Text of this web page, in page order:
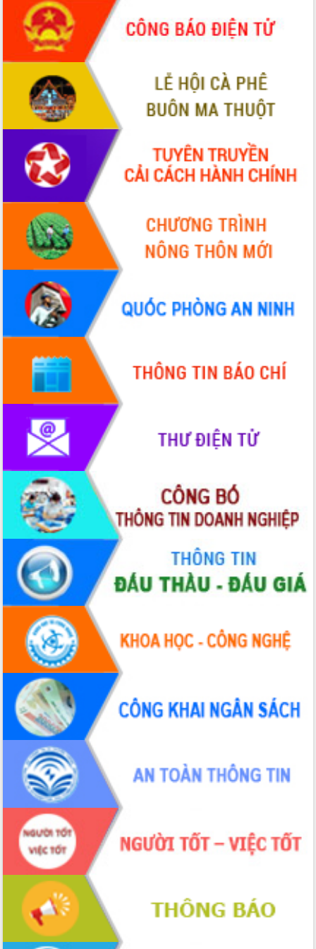
Hội thảo khoa học “Giải pháp thúc đẩy
phát triển nền kinh tế xanh tại tỉnh
Đắk Lắk”
Tăng cường giám sát, đôn đốc thực
hiện nhiệm vụ quản lý tài sản công
hàng tuần
Tháo gỡ những vướng mắc, đẩy mạnh
công tác cải cách thủ tục hành chính
tại Trung tâm Phục vụ hành chính
công tỉnh
Đắk Lắk: Tôn vinh 46 giải pháp tại Hội
thi Sáng tạo Kỹ thuật 2024 - 2025
Đắk Lắk rà soát, điều chỉnh Đề án 190
về phát triển nuôi trồng thủy sản
Phó Chủ tịch UBND tỉnh Đắk Lắk
Trương Công Thái kiểm tra thực địa
Dự án cao tốc Khánh Hòa - Buôn Ma
Thuột
Định vị cà phê Việt Nam như một “di
sản sống” trong dòng chảy toàn cầu
Xây dựng nông thôn mới: Nâng cao đời
sống người dân từ những mô hình thiết
Quyết liệt tháo gỡ vướng mắc, đẩy
nhanh tiến độ các dự án trọng điểm
trong Khu kinh tế Nam Phú Yên
Hòn Yến phát triển du lịch gắn với bảo
tồn biển
Lấy ý kiến điều chỉnh Quy hoạch tỉnh
Đắk Lắk thời kỳ 2021-2030, tầm nhìn
đến năm 2050
Phát động chiến dịch 30 ngày đêm
giải phóng mặt bằng Tuyến đường bộ
ven biển
Đắk Lắk nỗ lực thúc đẩy tăng trưởng
kinh tế từ 10% trở lên trong Quý
II/2026
Đắk Lắk ký kết thỏa thuận hợp tác về
chuyển đổi số giai đoạn 2026 – 2030
với Tập đoàn Bưu chính Viễn thông
Việt Nam
Thứ trưởng Bộ Y tế làm việc với tỉnh
Đắk Lắk về phát triển nhân lực y tế
cho trạm y tế cấp xã
Du lịch Đắk Lắk nâng tầm trải nghiệm
du khách thông qua Hệ thống cơ sở dữ
liệu và Bản đồ số
Tập huấn ứng dụng trí tuệ nhân tạo (AI)
trong thương mại điện tử năm 2026
Đoàn đại biểu Quốc hội tỉnh Đắk Lắk
trao đổi thông tin trước Kỳ họp thứ
nhất, Quốc hội khóa XVI
Quyết liệt cải cách hành chính, khơi
thông nguồn lực phát triển
Nâng cao hiệu lực, hiệu quả HĐND
tỉnh thông qua hiện đại hóa hành chính
Xã Ea Phê gắn cải cách hành chính với
chuyển đổi số
Phó Chủ tịch Thường trực UBND tỉnh
Hồ Thị Nguyên Thảo làm việc tại Trung
tâm Phục vụ hành chính công xã Ea